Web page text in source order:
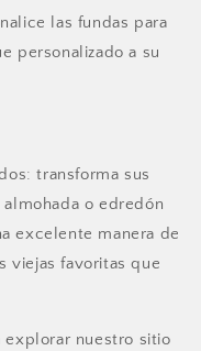
las fundas para
personalizado a su
transforma sus
o edredón
excelente manera de
viejas favoritas que
nuestro sitio